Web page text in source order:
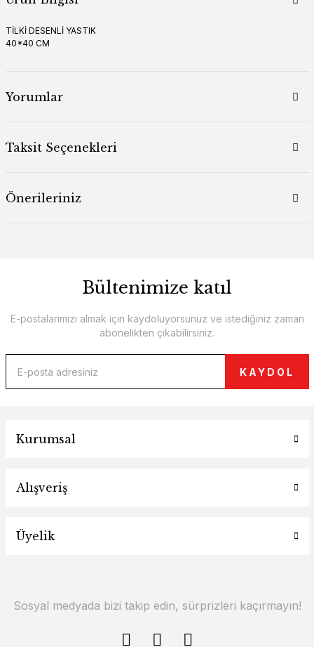
TİLKİ DESENLİ YASTIK
40*40 CM
Yorumlar
Taksit Seçenekleri
Önerileriniz
Bültenimize katıl
E-postalarımızı almak için kaydoluyorsunuz ve istediğiniz zaman
abonelikten çıkabilirsiniz.
KAYDOL
Kurumsal
Alışveriş
Üyelik
Sosyal medyada bizi takip edin, sürprizleri kaçırmayın!